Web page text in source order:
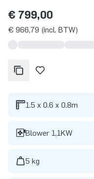
€ 799,00
€ 966,79 (incl. BTW)
1.5 x 0.6 x 0.8m
Blower 1,1KW
5 kg